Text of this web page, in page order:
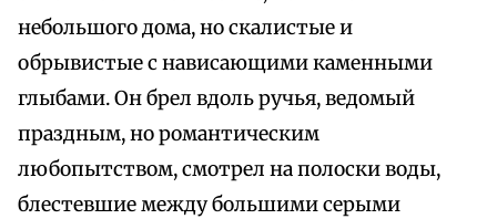
небольшого дома, но скалистые и
обрывистые с нависающими каменными
глыбами. Он брел вдоль ручья, ведомый
праздным, но романтическим
любопытством, смотрел на полоски воды,
блестевшие между большими серыми